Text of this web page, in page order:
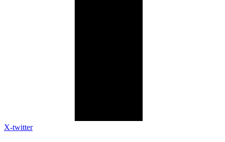
X-twitter